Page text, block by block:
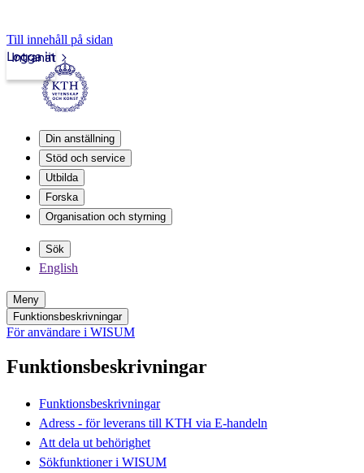
Till innehåll på sidan
Intranät
Logga in
Din anställning
Stöd och service
Utbilda
Forska
Organisation och styrning
Sök
English
Meny
Funktionsbeskrivningar
För användare i WISUM
Funktionsbeskrivningar
Funktionsbeskrivningar
Adress - för leverans till KTH via E-handeln
Att dela ut behörighet
Sökfunktioner i WISUM